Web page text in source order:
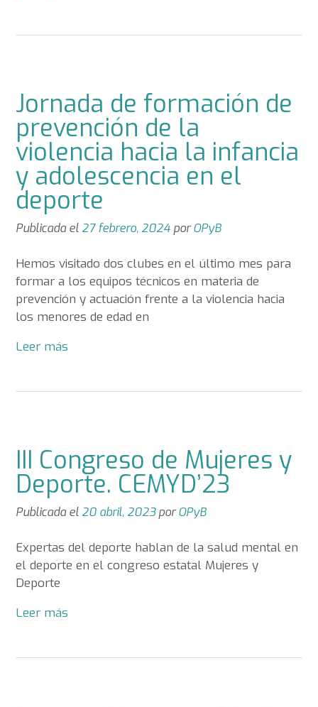
Jornada de formación de
prevención de la
violencia hacia la infancia
y adolescencia en el
deporte
Publicada el 27 febrero, 2024 porOPyB
Hemos visitado dos clubes en el último mes para
formar a los equipos técnicos en materia de
prevención y actuación frente a la violencia hacia
los menores de edad en
Leer más
III Congreso de Mujeres y
Deporte. CEMYD’23
Publicada el 20 abril, 2023porOPyB
Expertas del deporte hablan de la salud mental en
el deporte en el congreso estatal Mujeres y
Deporte
Leer más